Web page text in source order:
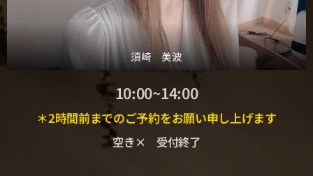
須崎 美波
10:00~14:00
＊2時間前までのご予約をお願い申し上げます
空き× 受付終了